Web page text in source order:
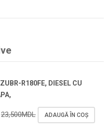
R180FE, DIESEL CU
23,500MDL ADAUGĂ ÎN COȘ